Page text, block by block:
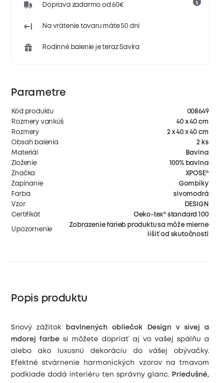
Doprava zadarmo od 60€
Na vrátenie tovaru máte 50 dní
Rodinné balenie je teraz Savira
Parametre
Kód produktu
008649
Rozmery vankúš
40 x 40 cm
Rozmery
2 x 40 x 40 cm
Obsah balenia
2 ks
Materiál
Bavlna
Zloženie
100% bavlna
Značka
XPOSE®
Zapínanie
Gombíky
Farba
sivomodrá
Vzor
DESIGN
Certifikát
Oeko-tex® standard 100
Upozornenie
Zobrazenie farieb produktu sa môže mierne
líšiť od skutočnosti
Popis produktu
Snový zážitok bavlnených obliečok Design
v sivej a
mdorej farbe si môžete dopriať aj vo vašej spálňu a
alebo ako luxusnú dekoráciu do vášej obývačky.
Efektné stvárnenie harmonických vzorov na tmavom
podklade dodá interiéru ten správny glanc.
Priedušné,